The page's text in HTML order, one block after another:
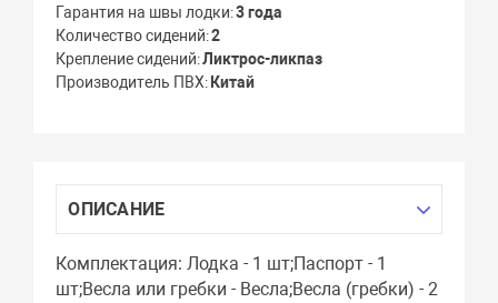
Гарантия на швы лодки 3 года
Количество сидений 2
Крепление сидений Ликтрос-ликпаз
Производитель ПВХ Китай
ОПИСАНИЕ
Комплектация: Лодка - 1 шт;Паспорт - 1
шт;Весла или гребки - Весла;Весла (гребки) - 2